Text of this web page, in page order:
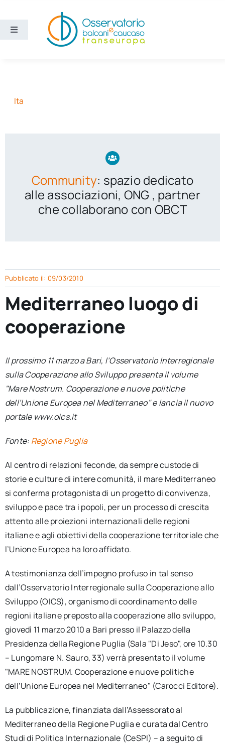
contenuto
Toggle
Chi siamo
Ita
Community: spazio dedicato
alle associazioni, ONG , partner
che collaborano con OBCT
Pubblicato il: 09/03/2010
Mediterraneo luogo di
cooperazione
Il prossimo 11 marzo a Bari, l’Osservatorio Interregionale
sulla Cooperazione allo Sviluppo presenta il volume
"Mare Nostrum. Cooperazione e nuove politiche
dell’Unione Europea nel Mediterraneo" e lancia il nuovo
portale www.oics.it
Fonte: Regione Puglia
Al centro di relazioni feconde, da sempre custode di
storie e culture di intere comunità, il mare Mediterraneo
si conferma protagonista di un progetto di convivenza,
sviluppo e pace tra i popoli, per un processo di crescita
attento alle proiezioni internazionali delle regioni
italiane e agli obiettivi della cooperazione territoriale che
l’Unione Europea ha loro affidato.
A testimonianza dell’impegno profuso in tal senso
dall’Osservatorio Interregionale sulla Cooperazione allo
Sviluppo (OICS), organismo di coordinamento delle
regioni italiane preposto alla cooperazione allo sviluppo,
giovedì 11 marzo 2010 a Bari presso il Palazzo della
Presidenza della Regione Puglia (Sala "Di Jeso", ore 10.30
– Lungomare N. Sauro, 33) verrà presentato il volume
"MARE NOSTRUM. Cooperazione e nuove politiche
dell’Unione Europea nel Mediterraneo" (Carocci Editore).
La pubblicazione, finanziata dall’Assessorato al
Mediterraneo della Regione Puglia e curata dal Centro
Studi di Politica Internazionale (CeSPI) – a seguito di